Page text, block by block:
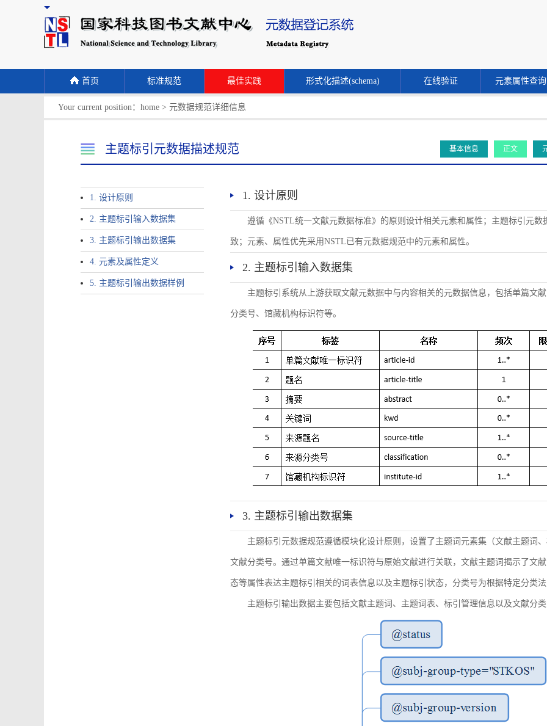
首页 标准规范 最佳实践 形式化描述(schema) 在线验证 元素属性查询
Your current position： home > 元数据规范详细信息
主题标引元数据描述规范 基本信息 正文
1. 设计原则
2. 主题标引输入数据集
3. 主题标引输出数据集
4. 元素及属性定义
5. 主题标引输出数据样例
1. 设计原则
遵循《NSTL统一文献元数据标准》的原则设计相关元素和属性；主题标引元
致；元素、属性优先采用NSTL已有元数据规范中的元素和属性。
2. 主题标引输入数据集
主题标引系统从上游获取文献元数据中与内容相关的元数据信息，包括单篇文
分类号、馆藏机构标识符等。
3. 主题标引输出数据集
主题标引元数据规范遵循模块化设计原则，设置了主题词元素集（文献主题词
文献分类号。通过单篇文献唯一标识符与原始文献进行关联，文献主题词揭示了文
态等属性表达主题标引相关的词表信息以及主题标引状态，分类号为根据特定分类
主题标引输出数据主要包括文献主题词、主题词表、标引管理信息以及文献分